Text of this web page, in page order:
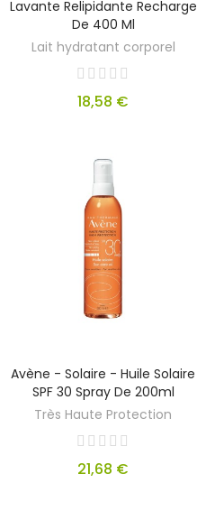
Lavante Relipidante Recharge
De 400 Ml
Lait hydratant corporel
18,58 €
Avène - Solaire - Huile Solaire
SPF 30 Spray De 200ml
Très Haute Protection
21,68 €